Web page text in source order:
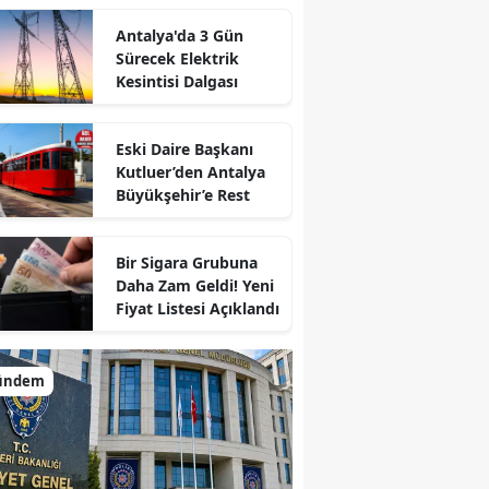
Antalya'da 3 Gün
Sürecek Elektrik
Kesintisi Dalgası
Eski Daire Başkanı
Kutluer’den Antalya
Büyükşehir’e Rest
Bir Sigara Grubuna
Daha Zam Geldi! Yeni
Fiyat Listesi Açıklandı